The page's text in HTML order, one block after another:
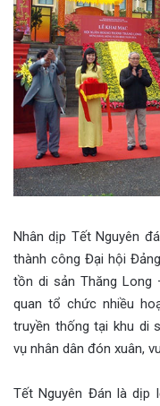
Nhân dịp Tết Nguyên
thành công Đại hội
tồn di sản Thăng Long
quan tổ chức nhiều
truyền thống tại khu di
vụ nhân dân đón xuân,
Tết Nguyên Đán là dịp